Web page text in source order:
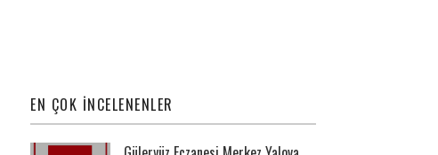
EN ÇOK İNCELENENLER